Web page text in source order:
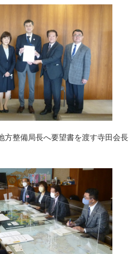
方整備局長へ要望書を渡す寺田会長